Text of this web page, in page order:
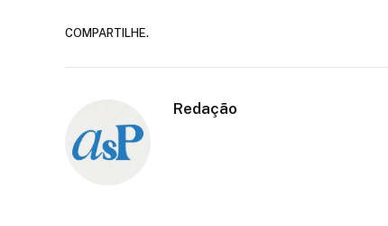
COMPARTILHE.
Redação